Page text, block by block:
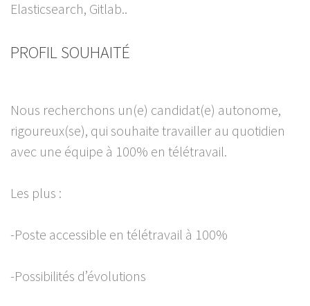
Elasticsearch, Gitlab..
PROFIL SOUHAITÉ
Nous recherchons un(e) candidat(e) autonome,
rigoureux(se), qui souhaite travailler au quotidien
avec une équipe à 100% en télétravail.
Les plus :
-Poste accessible en télétravail à 100%
-Possibilités d’évolutions